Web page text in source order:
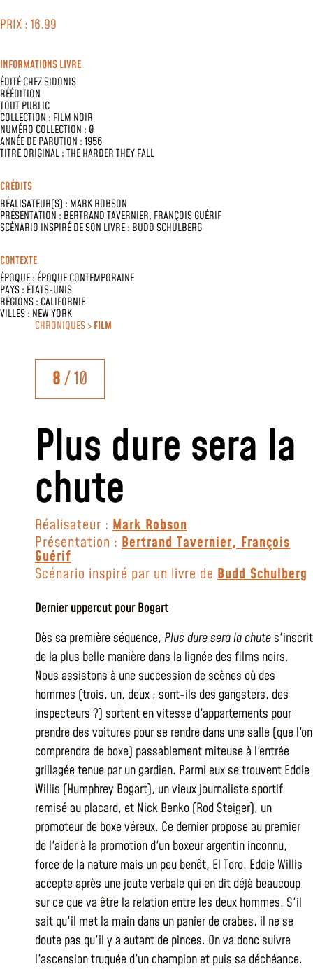
PRIX : 16.99
INFORMATIONS LIVRE
ÉDITÉ CHEZSIDONIS
RÉÉDITION
TOUT PUBLIC
COLLECTION : FILM NOIR
NUMÉRO COLLECTION : 0
ANNÉE DE PARUTION : 1956
TITRE ORIGINAL : THE HARDER THEY FALL
CRÉDITS
RÉALISATEUR(S) : MARK ROBSON
PRÉSENTATION : BERTRAND TAVERNIER, FRANÇOIS GUÉRIF
SCÉNARIO INSPIRÉ DE SON LIVRE : BUDD SCHULBERG
CONTEXTE
ÉPOQUE : ÉPOQUE CONTEMPORAINE
PAYS : ÉTATS-UNIS
RÉGIONS : CALIFORNIE
VILLES : NEW YORK
CHRONIQUES >FILM
8/ 10
Plus dure sera la
chute
Réalisateur : Mark Robson
Présentation : Bertrand Tavernier,François
Guérif
Scénario inspiré par un livre de Budd Schulberg
Dernier uppercut pour Bogart
Dès sa première séquence, Plus dure sera la chutes'inscrit
de la plus belle manière dans la lignée des films noirs.
Nous assistons à une succession de scènes où des
hommes (trois, un, deux ; sont-ils des gangsters, des
inspecteurs ?) sortent en vitesse d'appartements pour
prendre des voitures pour se rendre dans une salle (que l'on
comprendra de boxe) passablement miteuse à l'entrée
grillagée tenue par un gardien. Parmi eux se trouvent Eddie
Willis (Humphrey Bogart), un vieux journaliste sportif
remisé au placard, et Nick Benko (Rod Steiger), un
promoteur de boxe véreux. Ce dernier propose au premier
de l'aider à la promotion d'un boxeur argentin inconnu,
force de la nature mais un peu benêt, El Toro. Eddie Willis
accepte après une joute verbale qui en dit déjà beaucoup
sur ce que va être la relation entre les deux hommes. S'il
sait qu'il met la main dans un panier de crabes, il ne se
doute pas qu'il y a autant de pinces. On va donc suivre
l'ascension truquée d'un champion et puis sa déchéance.